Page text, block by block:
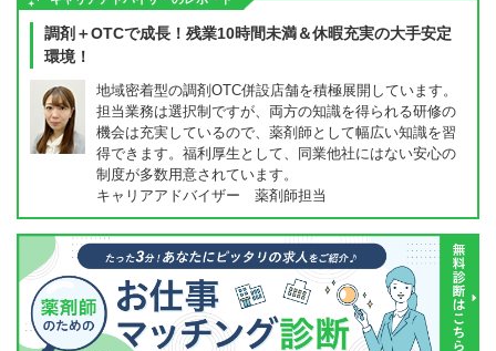
調剤＋OTCで成長！残業10時間未満＆休暇充実の大手安定
環境！
地域密着型の調剤OTC併設店舗を積極展開しています。
担当業務は選択制ですが、両方の知識を得られる研修の
機会は充実しているので、薬剤師として幅広い知識を習
得できます。福利厚生として、同業他社にはない安心の
制度が多数用意されています。
キャリアアドバイザー 薬剤師担当